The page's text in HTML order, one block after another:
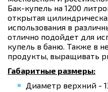
Бак-купель на 1200
открытая
использования в
отлично подойдет для
купель в баню. Также в
продукты, выращивать
Габаритные размеры:
Диаметр верхний -